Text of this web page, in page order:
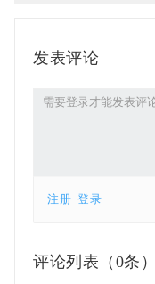
发表评论
注册 登录
评论列表（ 0条）